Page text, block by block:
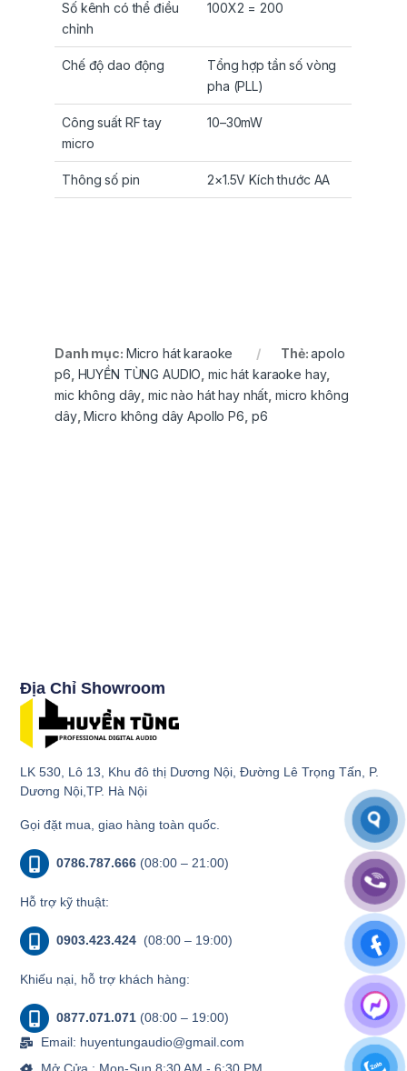
Số kênh có thể điều
chỉnh
100X2 = 200
Chế độ dao động
Tổng hợp tần số vòng
pha (PLL)
Công suất RF tay
micro
10–30mW
Thông số pin 2×1.5V Kích thước AA
Danh mục: Micro hát karaoke Thẻ:apolo
p6 HUYỀN TÙNG AUDIO ,mic hát karaoke hay,
mic không dây mic nào hát hay nhất micro không
dây,Micro không dây Apollo P6 p6
Địa Chỉ Showroom
LK 530, Lô 13, Khu đô thị Dương Nội, Đường Lê Trọng Tấn, P.
Dương Nội,TP. Hà Nội
Gọi đặt mua, giao hàng toàn quốc.
0786.787.666 (08:00 – 21:00)
Hỗ trợ kỹ thuật:
0903.423.424 (08:00 – 19:00)
Khiếu nại, hỗ trợ khách hàng:
0877.071.071 (08:00 – 19:00)
Email: huyentungaudio@gmail.com